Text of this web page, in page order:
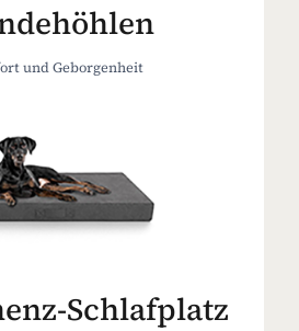
und Geborgenheit
Schlafplatz